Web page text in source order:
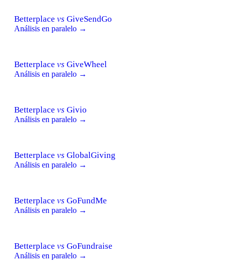
Betterplace vs GiveSendGo
Análisis en paralelo →
Betterplace vs GiveWheel
Análisis en paralelo →
Betterplace vs Givio
Análisis en paralelo →
Betterplace vs GlobalGiving
Análisis en paralelo →
Betterplace vs GoFundMe
Análisis en paralelo →
Betterplace vs GoFundraise
Análisis en paralelo →